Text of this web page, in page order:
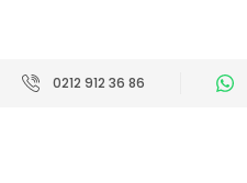
0212 912 36 86